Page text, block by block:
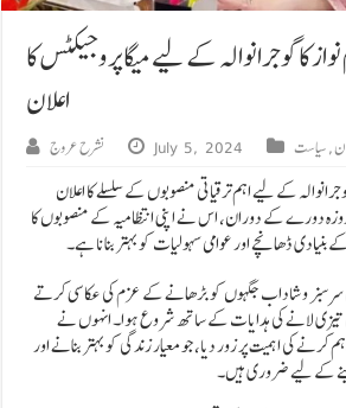
کا گوجرانوالہ کے لیے میگا پروجیکٹس کا
اعلان
نشرح عروج July 5, 2024 ,سیاست
کے لیے اہم ترقیاتی منصوبوں کے سلسلے کا اعلان
دورے کے دوران، اس نے اپنی انتظامیہ کے منصوبوں کا
ڈھانچے اور عوامی سہولیات کو بہتر بنانا ہے۔
سرسبز و شاداب جگہوں کو بڑھانے کے عزم کی عکاسی کرتے
تیزی لانے کی ہدایات کے ساتھ شروع ہوا۔ انہوں نے
کرنے کی اہمیت پر زور دیا، جو معیار زندگی کو بہتر بنانے اور
کے لیے ضروری ہیں۔